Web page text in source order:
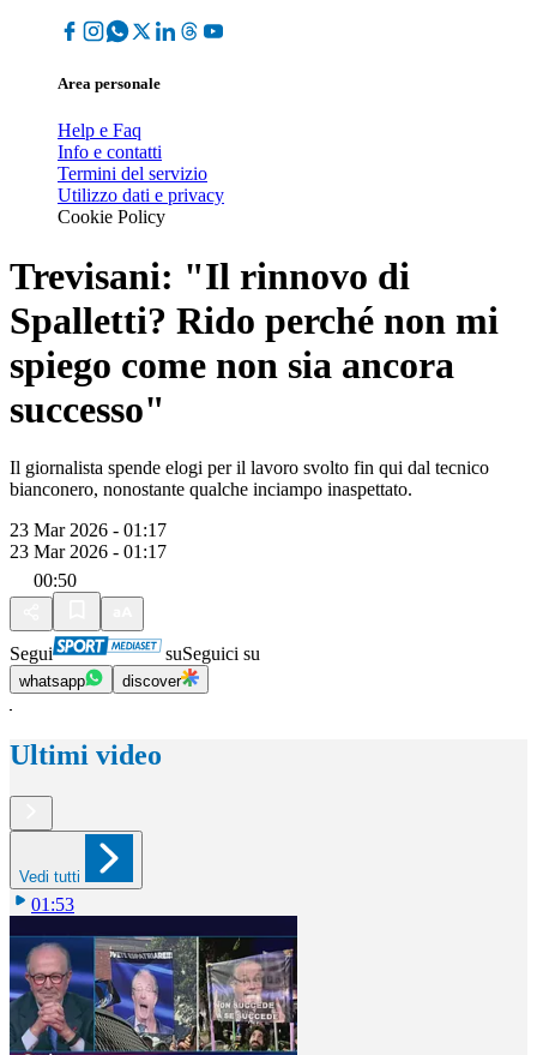
Area personale
Help e Faq
Info e contatti
Termini del servizio
Utilizzo dati e privacy
Cookie Policy
Trevisani: "Il rinnovo di
Spalletti? Rido perché non mi
spiego come non sia ancora
successo"
Il giornalista spende elogi per il lavoro svolto fin qui dal tecnico
bianconero, nonostante qualche inciampo inaspettato.
23 Mar 2026 - 01:17
23 Mar 2026 - 01:17
00:50
Segui suSeguici su
whatsapp discover
Ultimi video
Vedi tutti
01:53